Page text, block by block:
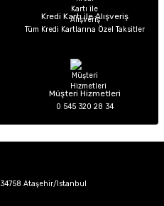
Kredi Kartı ile Alışveriş
Tüm Kredi Kartlarına Özel Taksitler
Müşteri Hizmetleri
0 545 320 28 34
34758 Ataşehir/İstanbul